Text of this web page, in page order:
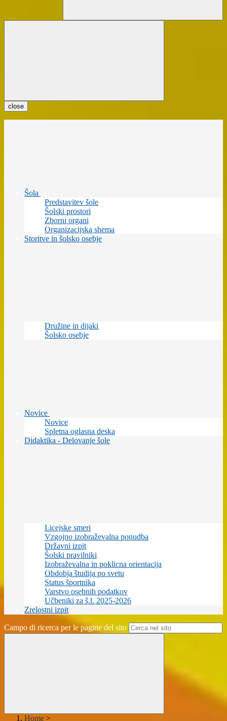
close
Šola
Predstavitev šole
Šolski prostori
Zborni organi
Organizacijska shema
Storitve in šolsko osebje
Družine in dijaki
Šolsko osebje
Novice
Novice
Spletna oglasna deska
Didaktika - Delovanje šole
Licejske smeri
Vzgojno izobraževalna ponudba
Državni izpit
Šolski pravilniki
Izobraževalna in poklicna orientacija
Obdobja študija po svetu
Status športnika
Varstvo osebnih podatkov
Učbeniki za š.l. 2025-2026
Zrelostni izpit
Campo di ricerca per le pagine del sito
Home >